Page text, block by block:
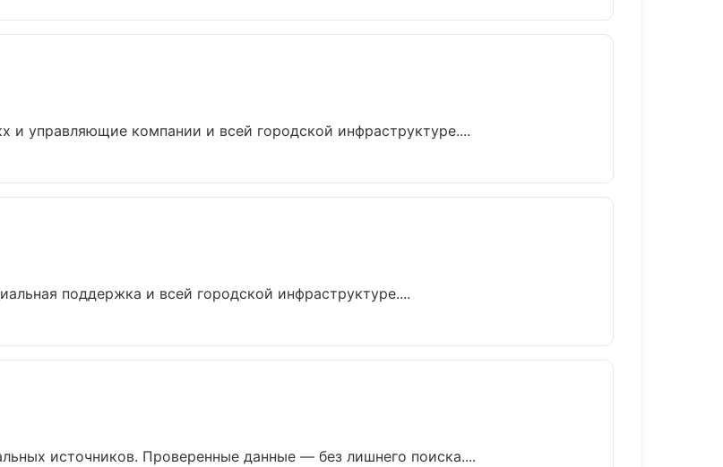
управляющие компании и всей городской инфраструктуре....
поддержка и всей городской инфраструктуре....
источников. Проверенные данные — без лишнего поиска....